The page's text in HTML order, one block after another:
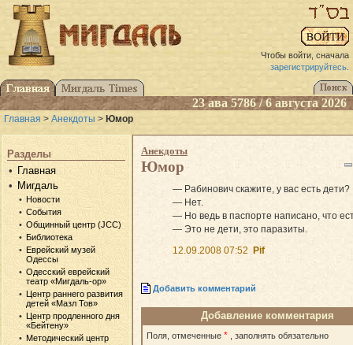
Чтобы войти, сначала
зарегистрируйтесь.
23 ава 5786 / 6 августа 2026
Главная > Анекдоты > Юмор
Разделы
Главная
Мигдаль
Новости
События
Общинный центр (JCC)
Библиотека
Еврейский музей
Одессы
Одесский еврейский
театр «Мигдаль-ор»
Центр раннего развития
детей «Мазл Тов»
Центр продленного дня
«Бейтену»
Методический центр
Анекдоты
Юмор
— Рабинович скажите, у вас есть дети?
— Нет.
— Но ведь в паспорте написано, что
— Это не дети, это паразиты.
12.09.2008 07:52
Pif
Добавить комментарий
Добавление комментария
Поля, отмеченные * , заполнять обязательно